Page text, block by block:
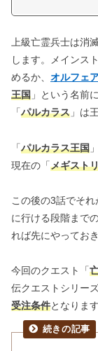
上級亡霊兵士は消
します。メインス
めるか、 オルフェ
王国 」という名前
「パルカラス 」は
「パルカラス王国
現在の「メギスト
この後の3話でそ
に行ける段階まで
れば先にやってお
今回のクエスト「
伝クエストシリー
受注条件となります